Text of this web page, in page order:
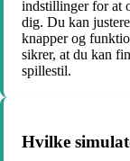
indstillinger for at
dig. Du kan
knapper og
sikrer, at du kan
spillestil.
Hvilke